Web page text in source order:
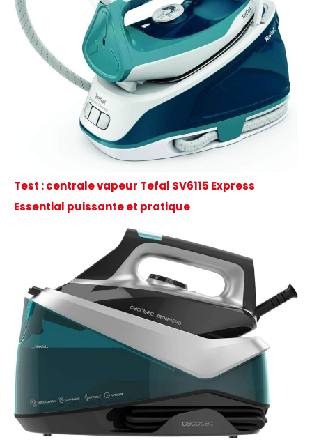
Test : centrale vapeur Tefal SV6115 Express
Essential puissante et pratique